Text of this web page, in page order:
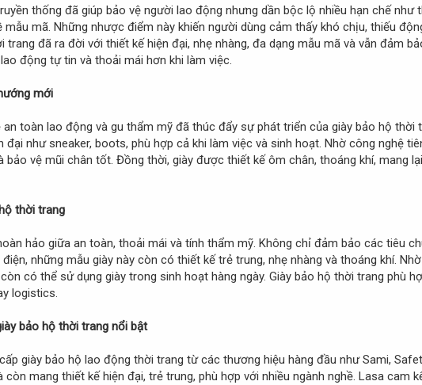
thống đã giúp bảo vệ người lao động nhưng dần bộc lộ nhiều hạn chế
mã. Những nhược điểm này khiến người dùng cảm thấy khó chịu, thiếu
trang đã ra đời với thiết kế hiện đại, nhẹ nhàng, đa dạng mẫu mã và vẫn đảm
động tự tin và thoải mái hơn khi làm việc.
mới
toàn lao động và gu thẩm mỹ đã thúc đẩy sự phát triển của giày bảo hộ thời
đại như sneaker, boots, phù hợp cả khi làm việc và sinh hoạt. Nhờ công nghệ
vệ mũi chân tốt. Đồng thời, giày được thiết kế ôm chân, thoáng khí, mang
thời trang
hảo giữa an toàn, thoải mái và tính thẩm mỹ. Không chỉ đảm bảo các tiêu
những mẫu giày này còn có thiết kế trẻ trung, nhẹ nhàng và thoáng khí.
có thể sử dụng giày trong sinh hoạt hàng ngày. Giày bảo hộ thời trang phù
logistics.
bảo hộ thời trang nổi bật
giày bảo hộ lao động thời trang từ các thương hiệu hàng đầu như Sami,
mang thiết kế hiện đại, trẻ trung, phù hợp với nhiều ngành nghề. Lasa cam